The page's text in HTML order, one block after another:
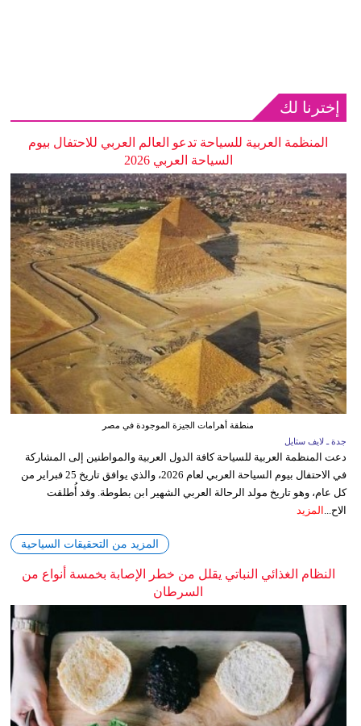
إخترنا لك
المنظمة العربية للسياحة تدعو العالم العربي للاحتفال بيوم
السياحة العربي 2026
منطقة أهرامات الجيزة الموجودة في مصر
جدة ـ لايف ستايل
دعت المنظمة العربية للسياحة كافة الدول العربية والمواطنين إلى المشاركة
في الاحتفال بيوم السياحة العربي لعام 2026، والذي يوافق تاريخ 25 فبراير من
كل عام، وهو تاريخ مولد الرحالة العربي الشهير ابن بطوطة. وقد أُطلقت
الاح... المزيد
المزيد من التحقيقات السياحية
النظام الغذائي النباتي يقلل من خطر الإصابة بخمسة أنواع من
السرطان